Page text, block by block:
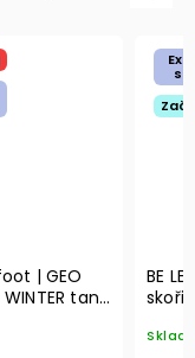
| GEO
WINTER tan |
BE